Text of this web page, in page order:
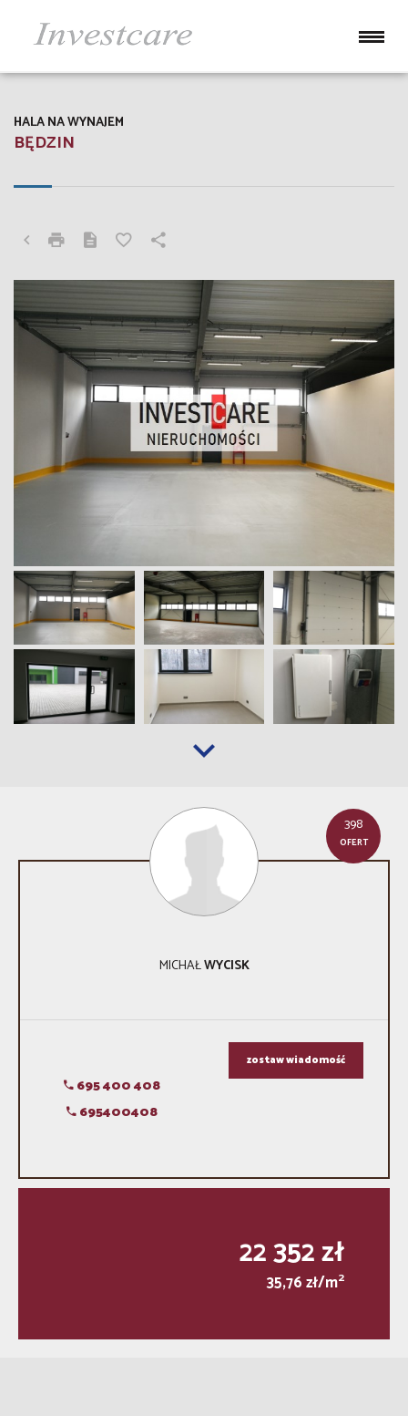
BĘDZIN
HALA NA WYNAJEM
398
OFERT
MICHAŁWYCISK
695 400 408
695400408
zostaw wiadomość
22 352 zł
35,76 zł/m2